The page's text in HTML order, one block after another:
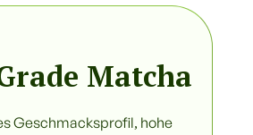
Matcha
Geschmacksprofil, hohe